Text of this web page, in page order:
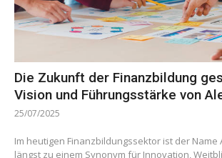
Die Zukunft der Finanzbildung
Vision und Führungsstärke von
25/07/2025
Im heutigen Finanzbildungssektor ist der Name
längst zu einem Synonym für Innovation,